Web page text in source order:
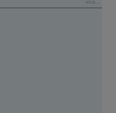
více...